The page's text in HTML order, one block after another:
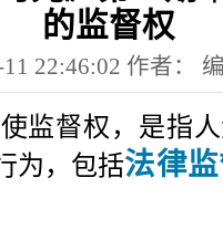
的监督权
22:46:02 作者：
监督权，是指
为，包括法律